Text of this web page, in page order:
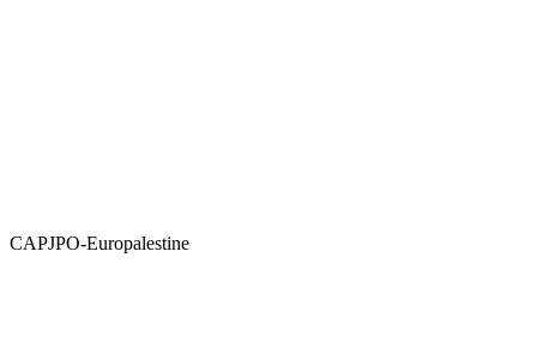
CAPJPO-Europalestine